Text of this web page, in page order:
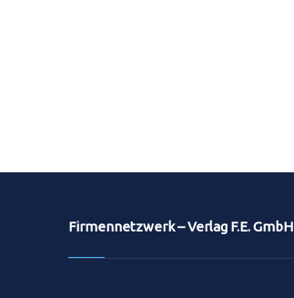
Firmennetzwerk – Verlag F.E. GmbH